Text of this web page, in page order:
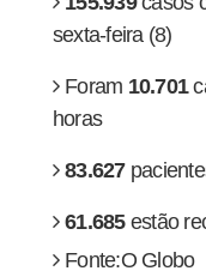
sexta-feira (8)
Foram 10.701
horas
83.627
61.685 estão
Fonte:O Globo